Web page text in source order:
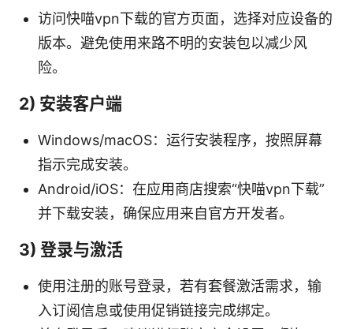
访问快喵vpn下载的官方页面，选择对应设备的
版本。避免使用来路不明的安装包以减少风
险。
2) 安装客户端
Windows/macOS：运行安装程序，按照屏幕
指示完成安装。
Android/iOS：在应用商店搜索“快喵vpn下载”
并下载安装，确保应用来自官方开发者。
3) 登录与激活
使用注册的账号登录，若有套餐激活需求，输
入订阅信息或使用促销链接完成绑定。